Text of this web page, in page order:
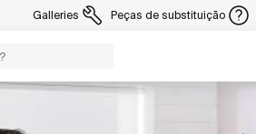
Galleries Peças de substituição